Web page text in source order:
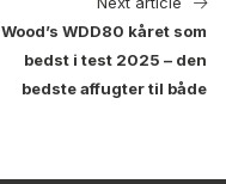
Wood’s WDD80 kåret som
bedst i test 2025 – den
bedste affugter til både